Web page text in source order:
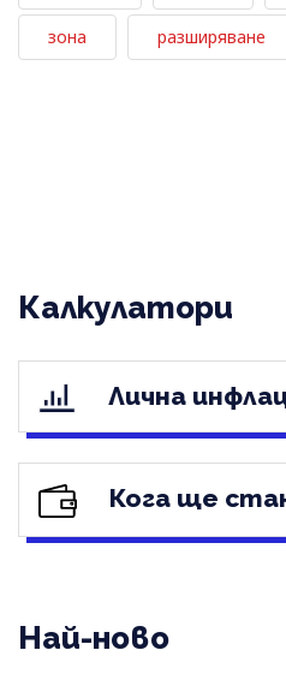
зона разширяване
Калкулатори
Лична
Кога ще
Най-ново